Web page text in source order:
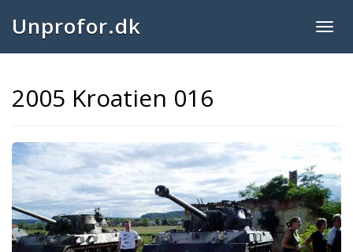
Unprofor.dk
2005 Kroatien 016
Previous